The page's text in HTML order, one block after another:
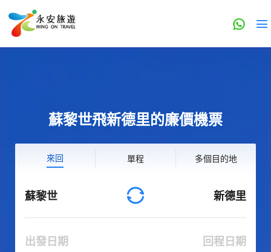
蘇黎世飛新德里的廉價機票
來回 單程 多個目的地
蘇黎世 新德里
出發日期 回程日期